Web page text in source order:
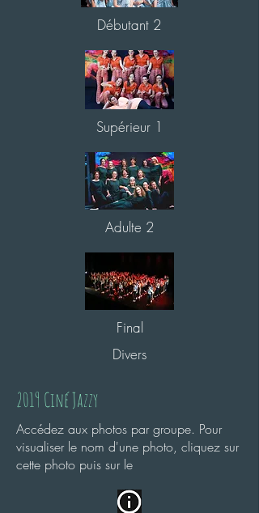
Débutant 2
Supérieur 1
Adulte 2
Final
Divers
2019 Ciné Jazzy
Accédez aux photos par groupe. Pour
visualiser le nom d'une photo, cliquez sur
cette photo puis sur le